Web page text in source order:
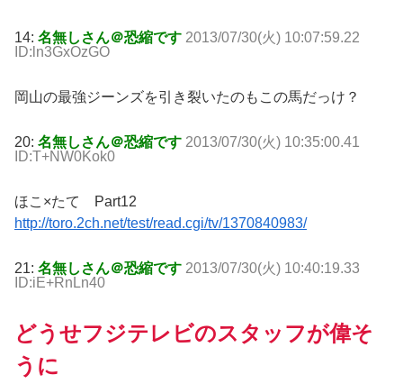
14: 名無しさん＠恐縮です 2013/07/30(火) 10:07:59.22
ID:ln3GxOzGO
岡山の最強ジーンズを引き裂いたのもこの馬だっけ？
20: 名無しさん＠恐縮です 2013/07/30(火) 10:35:00.41
ID:T+NW0Kok0
ほこ×たて Part12
http://toro.2ch.net/test/read.cgi/tv/1370840983/
21: 名無しさん＠恐縮です 2013/07/30(火) 10:40:19.33
ID:iE+RnLn40
どうせフジテレビのスタッフが偉そ
うに